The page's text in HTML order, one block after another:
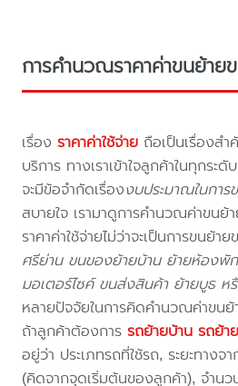
การคำนวณราคาค่าขนย้าย
เรื่องราคาค่าใช้จ่าย ถือเป็นเรื่องส
บริการ ทางเราเข้าใจลูกค้าในทุกระ
จะมีข้อจำกัดเรื่องงบประมาณในการ
สบายใจ เรามาดูการคำนวณค่าขน
ราคาค่าใช้จ่ายไม่ว่าจะเป็นการขนย้า
ศรีย่าน ขนของย้ายบ้าน ย้ายห้อง
มอเตอร์ไซค์ ขนส่งสินค้า ย้ายบูธ ห
หลายปัจจัยในการคิดคำนวณค่าขน
ถ้าลูกค้าต้องการรถย้ายบ้าน รถย้า
อยู่ว่า ประเภทรถที่ใช้รถ, ระยะทาง
(คิดจากจุดเริ่มต้นของลูกค้า), จำน